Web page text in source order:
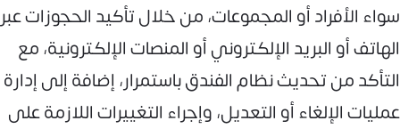
سواء الأفراد أو المجموعات، من خلال تأكيد الحجوزات عبر
الهاتف أو البريد الإلكتروني أو المنصات الإلكترونية، مع
التأكد من تحديث نظام الفندق باستمرار، إضافة إلى إدارة
عمليات الإلغاء أو التعديل، وإجراء التغييرات اللازمة على